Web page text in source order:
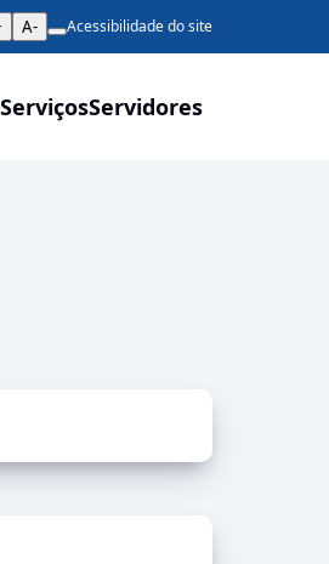
A- Acessibilidade do site
ServiçosServidores